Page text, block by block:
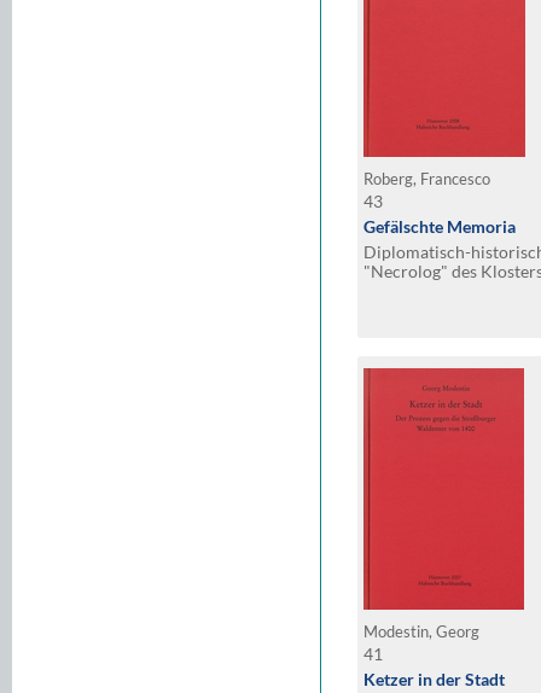
Roberg, Francesco
43
Gefälschte Memoria
Diplomatisch-
"Necrolog" des
Modestin, Georg
41
Ketzer in der Stadt